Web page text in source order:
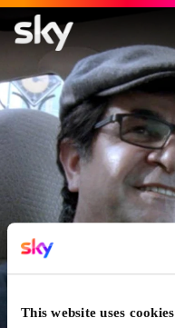
This website uses cookies
Taxi Teheran